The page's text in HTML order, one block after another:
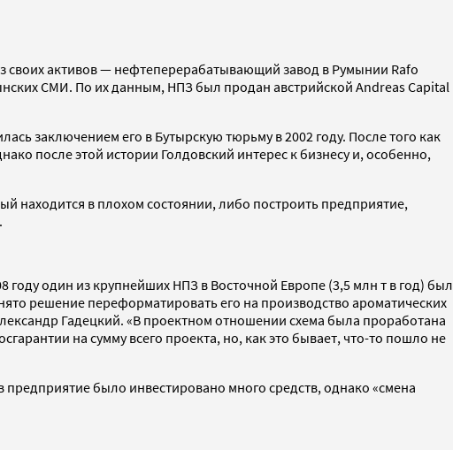
своих активов — нефтеперерабатывающий завод в Румынии Rafo
СМИ. По их данным, НПЗ был продан австрийской Andreas Capital
заключением его в Бутырскую тюрьму в 2002 году. После того как
после этой истории Голдовский интерес к бизнесу и, особенно,
находится в плохом состоянии, либо построить предприятие,
году один из крупнейших НПЗ в Восточной Европе (3,5 млн т в год) был
решение переформатировать его на производство ароматических
Гадецкий. «В проектном отношении схема была проработана
на сумму всего проекта, но, как это бывает, что-то пошло не
было инвестировано много средств, однако «смена